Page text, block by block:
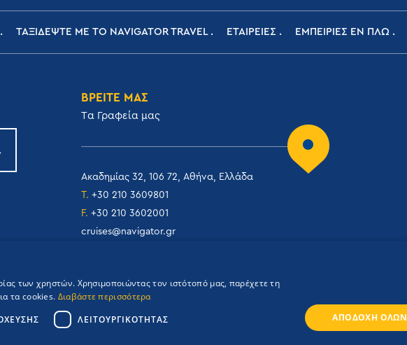
ΤΑΞΙΔΕΨΤΕ ΜΕ ΤΟ NAVIGATOR TRAVEL ΕΤΑΙΡΕΙΕΣ ΕΜΠΕΙΡΙΕΣ ΕΝ ΠΛΩ
ΒΡΕΙΤΕ ΜΑΣ
Tα Γραφεία μας
Ακαδημίας 32, 106 72, Αθήνα, Ελλάδα
T. +30 210 3609801
F. +30 210 3602001
cruises@navigator.gr
των χρηστών. Χρησιμοποιώντας τον ιστότοπό μας, παρέχετε τη
τα cookies. Διαβάστε περισσότερα
ΛΕΙΤΟΥΡΓΙΚΌΤΗΤΑΣ ΑΠΟΔΟΧΉ ΌΛΩΝ